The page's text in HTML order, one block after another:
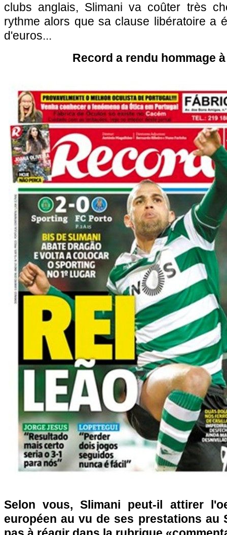
clubs anglais, Slimani va coûter très
rythme alors que sa clause libératoire a
d'euros...
Record a rendu hommage
Selon vous, Slimani peut-il attirer
européen au vu de ses prestations au